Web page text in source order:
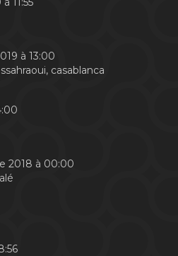
à 13:00
casablanca
2018 à 00:00